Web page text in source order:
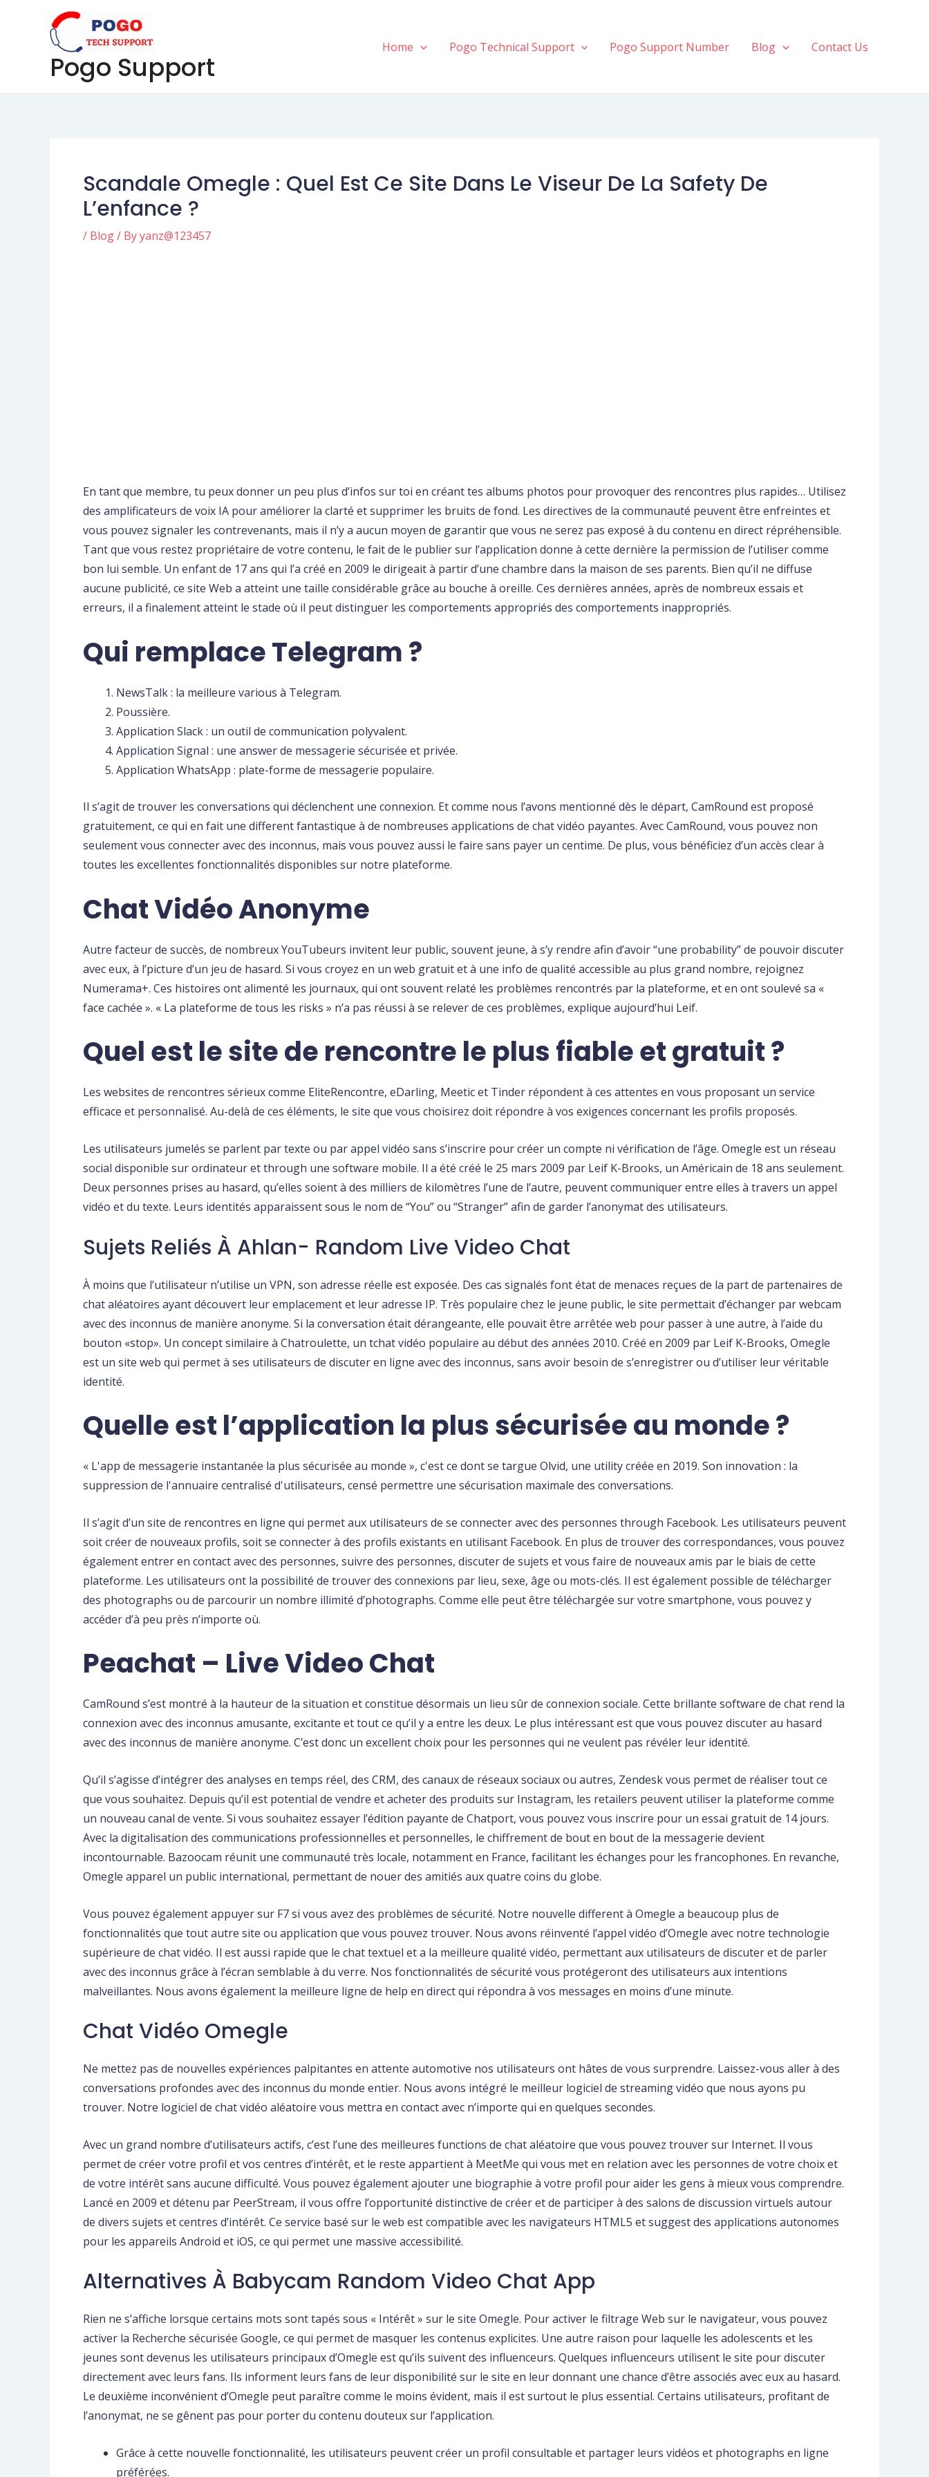
Pogo Support
Home Pogo Technical Support Pogo Support Number Blog Contact Us
Scandale Omegle : Quel Est Ce Site Dans Le Viseur De La Safety De
L’enfance ?
/ Blog/ Byyanz@123457
En tant que membre, tu peux donner un peu plus d’infos sur toi en créant tes albums photos pour provoquer des rencontres plus rapides… Utilisez
des amplificateurs de voix IA pour améliorer la clarté et supprimer les bruits de fond. Les directives de la communauté peuvent être enfreintes et
vous pouvez signaler les contrevenants, mais il n’y a aucun moyen de garantir que vous ne serez pas exposé à du contenu en direct répréhensible.
Tant que vous restez propriétaire de votre contenu, le fait de le publier sur l’application donne à cette dernière la permission de l’utiliser comme
bon lui semble. Un enfant de 17 ans qui l’a créé en 2009 le dirigeait à partir d’une chambre dans la maison de ses parents. Bien qu’il ne diffuse
aucune publicité, ce site Web a atteint une taille considérable grâce au bouche à oreille. Ces dernières années, après de nombreux essais et
erreurs, il a finalement atteint le stade où il peut distinguer les comportements appropriés des comportements inappropriés.
Qui remplace Telegram ?
NewsTalk : la meilleure various à Telegram.
Poussière.
Application Slack : un outil de communication polyvalent.
Application Signal : une answer de messagerie sécurisée et privée.
Application WhatsApp : plate-forme de messagerie populaire.
Il s’agit de trouver les conversations qui déclenchent une connexion. Et comme nous l’avons mentionné dès le départ, CamRound est proposé
gratuitement, ce qui en fait une different fantastique à de nombreuses applications de chat vidéo payantes. Avec CamRound, vous pouvez non
seulement vous connecter avec des inconnus, mais vous pouvez aussi le faire sans payer un centime. De plus, vous bénéficiez d’un accès clear à
toutes les excellentes fonctionnalités disponibles sur notre plateforme.
Chat Vidéo Anonyme
Autre facteur de succès, de nombreux YouTubeurs invitent leur public, souvent jeune, à s’y rendre afin d’avoir “une probability” de pouvoir discuter
avec eux, à l’picture d’un jeu de hasard. Si vous croyez en un web gratuit et à une info de qualité accessible au plus grand nombre, rejoignez
Numerama+. Ces histoires ont alimenté les journaux, qui ont souvent relaté les problèmes rencontrés par la plateforme, et en ont soulevé sa «
face cachée ». « La plateforme de tous les risks » n’a pas réussi à se relever de ces problèmes, explique aujourd’hui Leif.
Quel est le site de rencontre le plus fiable et gratuit ?
Les websites de rencontres sérieux comme EliteRencontre, eDarling, Meetic et Tinder répondent à ces attentes en vous proposant un service
efficace et personnalisé. Au-delà de ces éléments, le site que vous choisirez doit répondre à vos exigences concernant les profils proposés.
Les utilisateurs jumelés se parlent par texte ou par appel vidéo sans s’inscrire pour créer un compte ni vérification de l’âge. Omegle est un réseau
social disponible sur ordinateur et through une software mobile. Il a été créé le 25 mars 2009 par Leif K-Brooks, un Américain de 18 ans seulement.
Deux personnes prises au hasard, qu’elles soient à des milliers de kilomètres l’une de l’autre, peuvent communiquer entre elles à travers un appel
vidéo et du texte. Leurs identités apparaissent sous le nom de “You” ou “Stranger” afin de garder l’anonymat des utilisateurs.
Sujets Reliés À Ahlan- Random Live Video Chat
À moins que l’utilisateur n’utilise un VPN, son adresse réelle est exposée. Des cas signalés font état de menaces reçues de la part de partenaires de
chat aléatoires ayant découvert leur emplacement et leur adresse IP. Très populaire chez le jeune public, le site permettait d’échanger par webcam
avec des inconnus de manière anonyme. Si la conversation était dérangeante, elle pouvait être arrêtée web pour passer à une autre, à l’aide du
bouton «stop». Un concept similaire à Chatroulette, un tchat vidéo populaire au début des années 2010. Créé en 2009 par Leif K-Brooks, Omegle
est un site web qui permet à ses utilisateurs de discuter en ligne avec des inconnus, sans avoir besoin de s’enregistrer ou d’utiliser leur véritable
identité.
Quelle est l’application la plus sécurisée au monde ?
« L'app de messagerie instantanée la plus sécurisée au monde », c'est ce dont se targue Olvid, une utility créée en 2019. Son innovation : la
suppression de l'annuaire centralisé d'utilisateurs, censé permettre une sécurisation maximale des conversations.
Il s’agit d’un site de rencontres en ligne qui permet aux utilisateurs de se connecter avec des personnes through Facebook. Les utilisateurs peuvent
soit créer de nouveaux profils, soit se connecter à des profils existants en utilisant Facebook. En plus de trouver des correspondances, vous pouvez
également entrer en contact avec des personnes, suivre des personnes, discuter de sujets et vous faire de nouveaux amis par le biais de cette
plateforme. Les utilisateurs ont la possibilité de trouver des connexions par lieu, sexe, âge ou mots-clés. Il est également possible de télécharger
des photographs ou de parcourir un nombre illimité d’photographs. Comme elle peut être téléchargée sur votre smartphone, vous pouvez y
accéder d’à peu près n’importe où.
Peachat – Live Video Chat
CamRound s’est montré à la hauteur de la situation et constitue désormais un lieu sûr de connexion sociale. Cette brillante software de chat rend la
connexion avec des inconnus amusante, excitante et tout ce qu’il y a entre les deux. Le plus intéressant est que vous pouvez discuter au hasard
avec des inconnus de manière anonyme. C’est donc un excellent choix pour les personnes qui ne veulent pas révéler leur identité.
Qu’il s’agisse d’intégrer des analyses en temps réel, des CRM, des canaux de réseaux sociaux ou autres, Zendesk vous permet de réaliser tout ce
que vous souhaitez. Depuis qu’il est potential de vendre et acheter des produits sur Instagram, les retailers peuvent utiliser la plateforme comme
un nouveau canal de vente. Si vous souhaitez essayer l’édition payante de Chatport, vous pouvez vous inscrire pour un essai gratuit de 14 jours.
Avec la digitalisation des communications professionnelles et personnelles, le chiffrement de bout en bout de la messagerie devient
incontournable. Bazoocam réunit une communauté très locale, notamment en France, facilitant les échanges pour les francophones. En revanche,
Omegle apparel un public international, permettant de nouer des amitiés aux quatre coins du globe.
Vous pouvez également appuyer sur F7 si vous avez des problèmes de sécurité. Notre nouvelle different à Omegle a beaucoup plus de
fonctionnalités que tout autre site ou application que vous pouvez trouver. Nous avons réinventé l’appel vidéo d’Omegle avec notre technologie
supérieure de chat vidéo. Il est aussi rapide que le chat textuel et a la meilleure qualité vidéo, permettant aux utilisateurs de discuter et de parler
avec des inconnus grâce à l’écran semblable à du verre. Nos fonctionnalités de sécurité vous protégeront des utilisateurs aux intentions
malveillantes. Nous avons également la meilleure ligne de help en direct qui répondra à vos messages en moins d’une minute.
Chat Vidéo Omegle
Ne mettez pas de nouvelles expériences palpitantes en attente automotive nos utilisateurs ont hâtes de vous surprendre. Laissez-vous aller à des
conversations profondes avec des inconnus du monde entier. Nous avons intégré le meilleur logiciel de streaming vidéo que nous ayons pu
trouver. Notre logiciel de chat vidéo aléatoire vous mettra en contact avec n’importe qui en quelques secondes.
Avec un grand nombre d’utilisateurs actifs, c’est l’une des meilleures functions de chat aléatoire que vous pouvez trouver sur Internet. Il vous
permet de créer votre profil et vos centres d’intérêt, et le reste appartient à MeetMe qui vous met en relation avec les personnes de votre choix et
de votre intérêt sans aucune difficulté. Vous pouvez également ajouter une biographie à votre profil pour aider les gens à mieux vous comprendre.
Lancé en 2009 et détenu par PeerStream, il vous offre l’opportunité distinctive de créer et de participer à des salons de discussion virtuels autour
de divers sujets et centres d’intérêt. Ce service basé sur le web est compatible avec les navigateurs HTML5 et suggest des applications autonomes
pour les appareils Android et iOS, ce qui permet une massive accessibilité.
Alternatives À Babycam Random Video Chat App
Rien ne s’affiche lorsque certains mots sont tapés sous « Intérêt » sur le site Omegle. Pour activer le filtrage Web sur le navigateur, vous pouvez
activer la Recherche sécurisée Google, ce qui permet de masquer les contenus explicites. Une autre raison pour laquelle les adolescents et les
jeunes sont devenus les utilisateurs principaux d’Omegle est qu’ils suivent des influenceurs. Quelques influenceurs utilisent le site pour discuter
directement avec leurs fans. Ils informent leurs fans de leur disponibilité sur le site en leur donnant une chance d’être associés avec eux au hasard.
Le deuxième inconvénient d’Omegle peut paraître comme le moins évident, mais il est surtout le plus essential. Certains utilisateurs, profitant de
l’anonymat, ne se gênent pas pour porter du contenu douteux sur l’application.
Grâce à cette nouvelle fonctionnalité, les utilisateurs peuvent créer un profil consultable et partager leurs vidéos et photographs en ligne
préférées.
Post
navigation